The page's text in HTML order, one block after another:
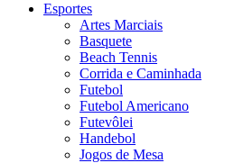
Esportes
Artes Marciais
Basquete
Beach Tennis
Corrida e Caminhada
Futebol
Futebol Americano
Futevôlei
Handebol
Jogos de Mesa